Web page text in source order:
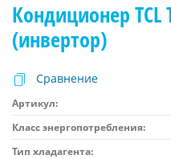
Кондиционер TCL
(инвертор)
Сравнение
Артикул:
Класс энергопотребления:
Тип хладагента: